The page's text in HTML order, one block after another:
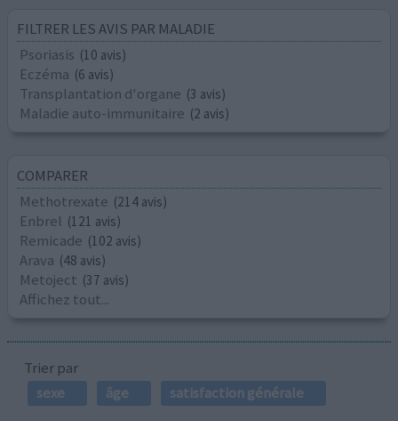
FILTRER LES AVIS PAR MALADIE
Psoriasis (10 avis)
Eczéma (6 avis)
Transplantation d'organe (3 avis)
Maladie auto-immunitaire (2 avis)
COMPARER
Methotrexate (214 avis)
Enbrel (121 avis)
Remicade (102 avis)
Arava (48 avis)
Metoject (37 avis)
Affichez tout...
Trier par
sexe
âge satisfaction générale